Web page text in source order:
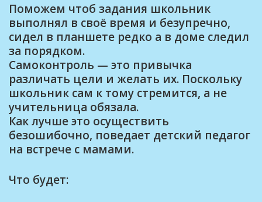
Поможем чтоб задания школьник
выполнял в своё время и безупречно,
сидел в планшете редко а в доме следил
за порядком.
Самоконтроль — это привычка
различать цели и желать их. Поскольку
школьник сам к тому стремится, а не
учительница обязала.
Как лучше это осуществить
безошибочно, поведает детский педагог
на встрече с мамами.
Что будет: